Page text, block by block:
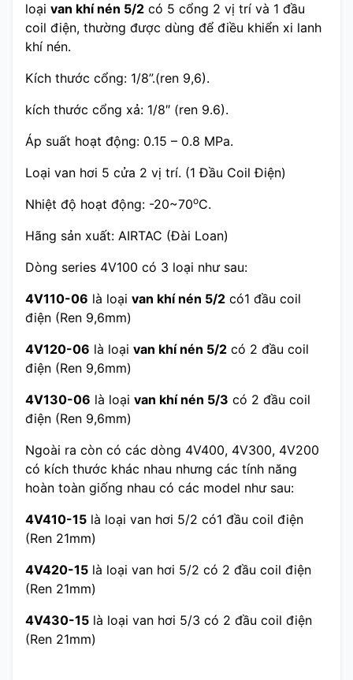
loại van khí nén 5/2 có 5 cổng 2 vị trí và 1 đầu
coil điện, thường được dùng để điều khiển xi lanh
khí nén.
Kích thước cổng: 1/8”.(ren 9,6).
kích thước cổng xả: 1/8″ (ren 9.6).
Áp suất hoạt động: 0.15 – 0.8 MPa.
Loại van hơi 5 cửa 2 vị trí. (1 Đầu Coil Điện)
Nhiệt độ hoạt động: -20~70oC.
Hãng sản xuất: AIRTAC (Đài Loan)
Dòng series 4V100 có 3 loại như sau:
4V110-06 là loại van khí nén 5/2 có1 đầu coil
điện (Ren 9,6mm)
4V120-06 là loại van khí nén 5/2 có 2 đầu coil
điện (Ren 9,6mm)
4V130-06 là loại van khí nén 5/3 có 2 đầu coil
điện (Ren 9,6mm)
Ngoài ra còn có các dòng 4V400, 4V300, 4V200
có kích thước khác nhau nhưng các tính năng
hoàn toàn giống nhau có các model như sau:
4V410-15 là loại van hơi 5/2 có1 đầu coil điện
(Ren 21mm)
4V420-15 là loại van hơi 5/2 có 2 đầu coil điện
(Ren 21mm)
4V430-15 là loại van hơi 5/3 có 2 đầu coil điện
(Ren 21mm)